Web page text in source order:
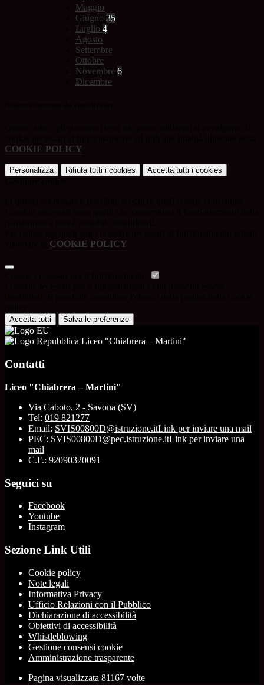
Maggio
Giugno 35
Luglio 4
Agosto
Settembre
Ottobre
Novembre 6
Dicembre
COOKIE POLICY
Personalizza Rifiuta tutti i cookies Accetta tutti i cookies
COOKIE POLICY
Accetta tutti Salva le preferenze
Liceo "Chiabrera – Martini"
Contatti
Liceo "Chiabrera – Martini"
Via Caboto, 2 - Savona (SV)
Tel: 019 821277
Email: SVIS00800D@istruzione.itLink per inviare una mail
PEC: SVIS00800D@pec.istruzione.itLink per inviare una
mail
C.F.: 92090320091
Seguici su
Facebook
Youtube
Instagram
Sezione Link Utili
Cookie policy
Note legali
Informativa Privacy
Ufficio Relazioni con il Pubblico
Dichiarazione di accessibilità
Obiettivi di accessibilità
Whistleblowing
Gestione consensi cookie
Amministrazione trasparente
Pagina visualizzata 81167 volte